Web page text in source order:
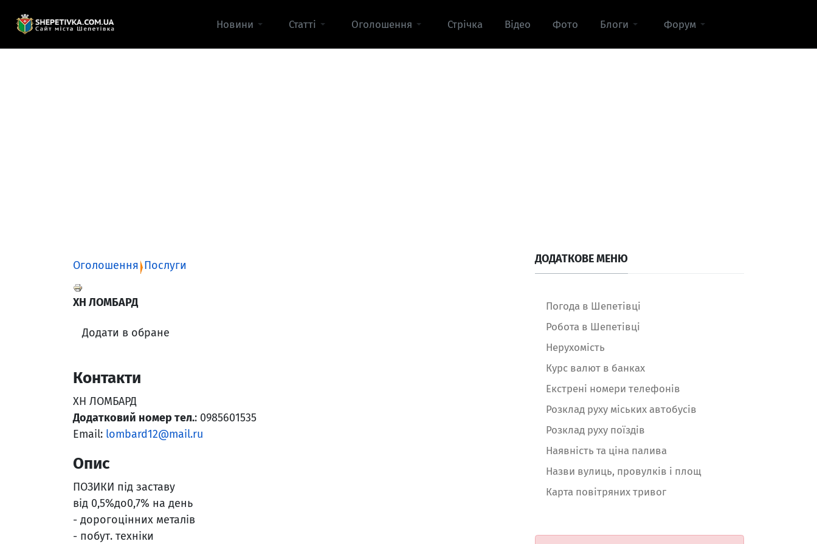
Новини Статті Оголошення Стрічка Відео Фото Блоги Форум
Оголошення Послуги
ХН ЛОМБАРД
Додати в обране
Контакти
ХН ЛОМБАРД
Додатковий номер тел.: 0985601535
Email: lombard12@mail.ru
Опис
ПОЗИКИ під заставу
від 0,5%до0,7% на день
- дорогоцінних металів
- побут. техніки
ДОДАТКОВЕ МЕНЮ
Погода в Шепетівці
Робота в Шепетівці
Нерухомість
Курс валют в банках
Екстрені номери телефонів
Розклад руху міських автобусів
Розклад руху поїздів
Наявність та ціна палива
Назви вулиць, провулків і площ
Карта повітряних тривог